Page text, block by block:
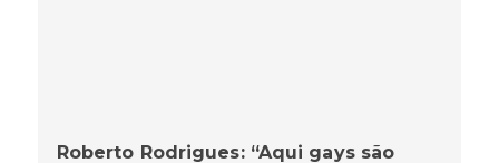
Roberto Rodrigues: “Aqui gays são